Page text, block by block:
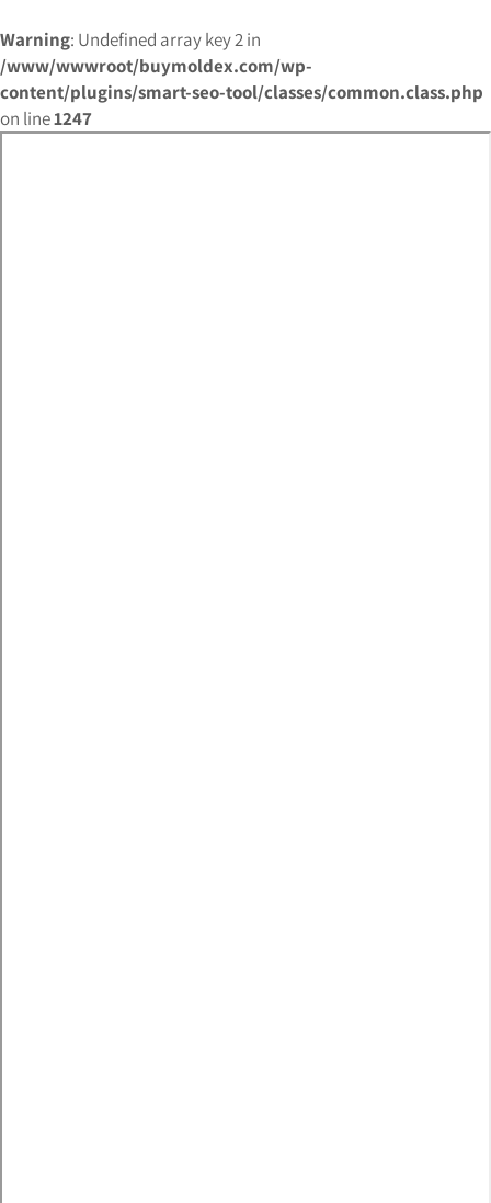
Warning: Undefined array key 2 in
/www/wwwroot/buymoldex.com/wp-
content/plugins/smart-seo-tool/classes/common.class.php
on line1247